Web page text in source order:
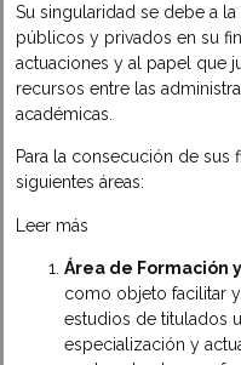
Su singularidad se debe a
públicos y privados en su
actuaciones y al papel que
recursos entre las
académicas.
Para la consecución de sus
siguientes áreas:
Leer más
Área de Formación
como objeto facilitar
estudios de titulados
especialización y